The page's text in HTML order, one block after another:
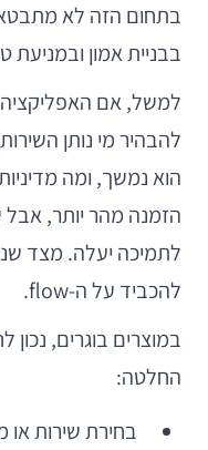
בתחום הזה לא
בבניית אמון ובמניעת
למשל, אם האפליקציה
להבהיר מי נותן
הוא נמשך, ומה
הזמנה מהר יותר, אבל
לתמיכה יעלה. מצד
להכביד על ה-flow.
במוצרים בוגרים,
החלטה:
בחירת שירות או